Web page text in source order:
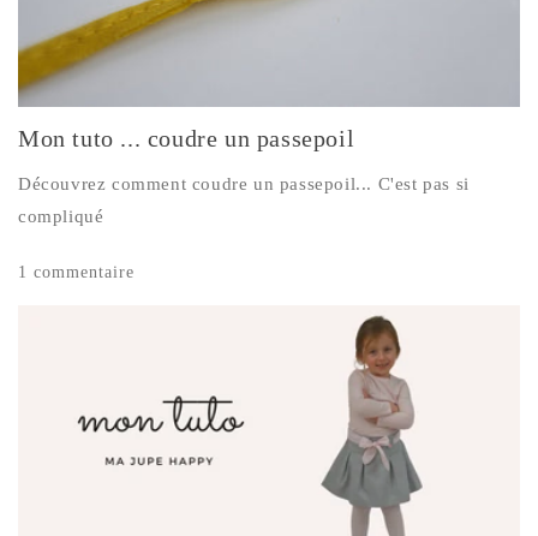
Mon tuto ... coudre un passepoil
Découvrez comment coudre un passepoil... C'est pas si
compliqué
1 commentaire